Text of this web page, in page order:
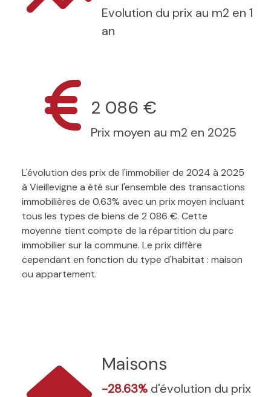
Evolution du prix au m2 en 1
an
2 086 €
Prix moyen au m2 en 2025
L'évolution des prix de l'immobilier de 2024 à 2025
à Vieillevigne a été sur l'ensemble des transactions
immobilières de 0.63% avec un prix moyen incluant
tous les types de biens de 2 086 €. Cette
moyenne tient compte de la répartition du parc
immobilier sur la commune. Le prix diffère
cependant en fonction du type d'habitat : maison
ou appartement.
Maisons
-28.63% d'évolution du prix